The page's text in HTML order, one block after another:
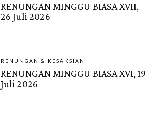
RENUNGAN MINGGU BIASA XVII,
26 Juli 2026
RENUNGAN & KESAKSIAN
RENUNGAN MINGGU BIASA XVI, 19
Juli 2026